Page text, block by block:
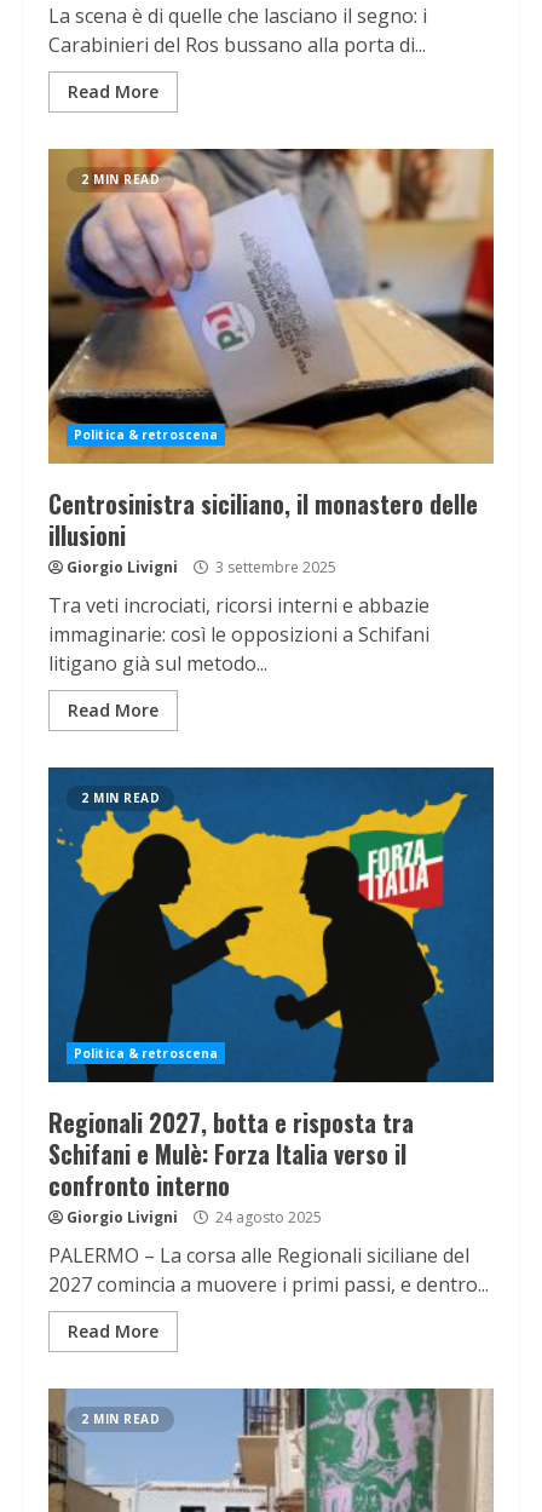
La scena è di quelle che lasciano il segno: i
Carabinieri del Ros bussano alla porta di...
Read More
2 MIN READ
Politica & retroscena
Centrosinistra siciliano, il monastero delle
illusioni
Giorgio Livigni 3 settembre 2025
Tra veti incrociati, ricorsi interni e abbazie
immaginarie: così le opposizioni a Schifani
litigano già sul metodo...
Read More
2 MIN READ
Politica & retroscena
Regionali 2027, botta e risposta tra
Schifani e Mulè: Forza Italia verso il
confronto interno
Giorgio Livigni 24 agosto 2025
PALERMO – La corsa alle Regionali siciliane del
2027 comincia a muovere i primi passi, e dentro...
Read More
2 MIN READ